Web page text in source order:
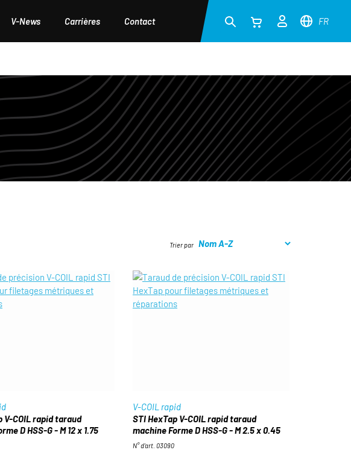
V-News Carrières Contact FR
Trier par
V-COIL rapid taraud
D HSS-G - M 12 x 1.75
V-COIL rapid
STI HexTap V-COIL rapid taraud
machine Forme D HSS-G - M 2.5 x 0.45
N° d'art. 03090